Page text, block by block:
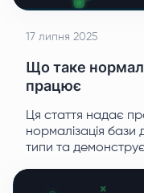
17 липня 2025
Що таке
працює
Ця стаття надає
нормалізація бази
типи та